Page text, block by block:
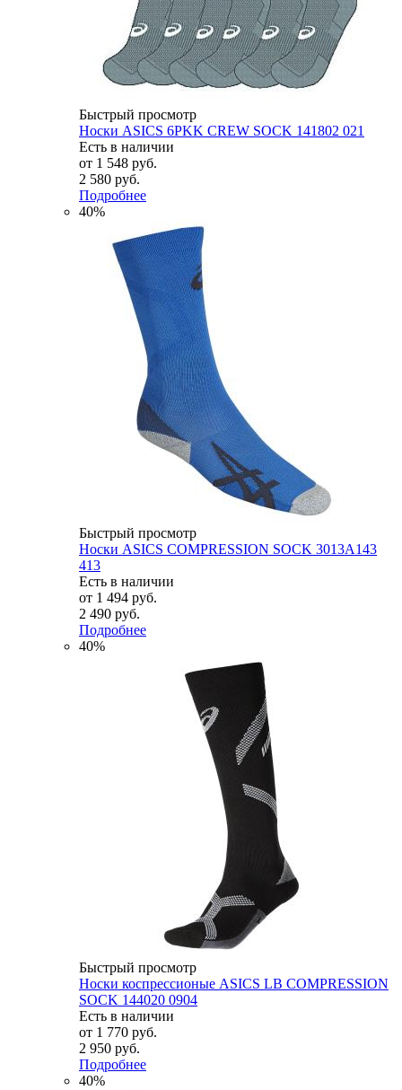
Быстрый просмотр
Носки ASICS 6PKK CREW SOCK 141802 021
Есть в наличии
от 1 548 руб.
2 580 руб.
Подробнее
40%
Быстрый просмотр
Носки ASICS COMPRESSION SOCK 3013A143
413
Есть в наличии
от 1 494 руб.
2 490 руб.
Подробнее
40%
Быстрый просмотр
Носки коспрессионые ASICS LB COMPRESSION
SOCK 144020 0904
Есть в наличии
от 1 770 руб.
2 950 руб.
Подробнее
40%